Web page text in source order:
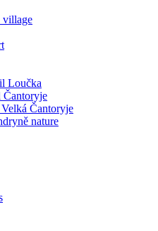
village
Loučka
Čantoryje
Čantoryje
nature